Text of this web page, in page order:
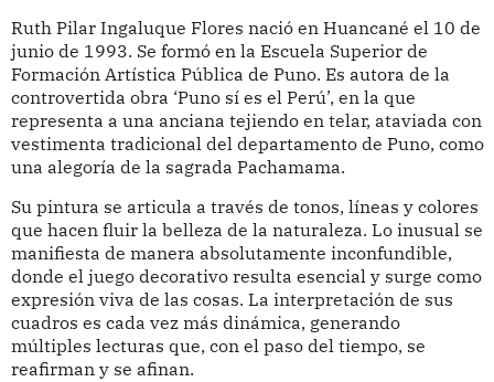
Ruth Pilar Ingaluque Flores nació en Huancané el 10 de
junio de 1993. Se formó en la Escuela Superior de
Formación Artística Pública de Puno. Es autora de la
controvertida obra ‘Puno sí es el Perú’, en la que
representa a una anciana tejiendo en telar, ataviada con
vestimenta tradicional del departamento de Puno, como
una alegoría de la sagrada Pachamama.
Su pintura se articula a través de tonos, líneas y colores
que hacen fluir la belleza de la naturaleza. Lo inusual se
manifiesta de manera absolutamente inconfundible,
donde el juego decorativo resulta esencial y surge como
expresión viva de las cosas. La interpretación de sus
cuadros es cada vez más dinámica, generando
múltiples lecturas que, con el paso del tiempo, se
reafirman y se afinan.